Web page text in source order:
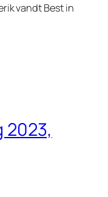
vandt Best in